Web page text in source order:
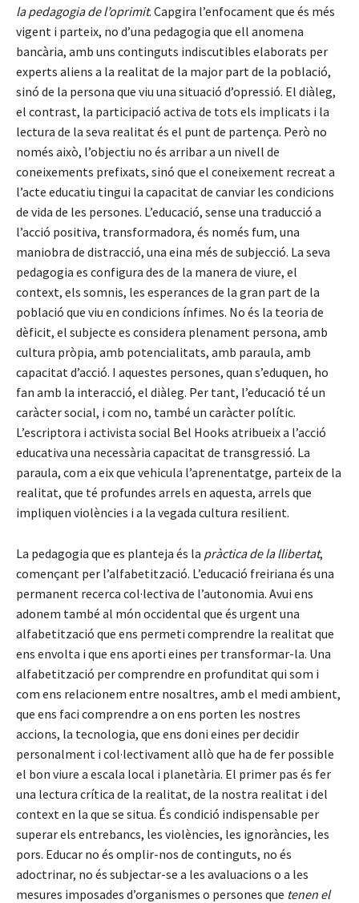
la pedagogia de l’oprimit. Capgira l’enfocament que és més
vigent i parteix, no d’una pedagogia que ell anomena
bancària, amb uns continguts indiscutibles elaborats per
experts aliens a la realitat de la major part de la població,
sinó de la persona que viu una situació d’opressió. El diàleg,
el contrast, la participació activa de tots els implicats i la
lectura de la seva realitat és el punt de partença. Però no
només això, l’objectiu no és arribar a un nivell de
coneixements prefixats, sinó que el coneixement recreat a
l’acte educatiu tingui la capacitat de canviar les condicions
de vida de les persones. L’educació, sense una traducció a
l’acció positiva, transformadora, és només fum, una
maniobra de distracció, una eina més de subjecció. La seva
pedagogia es configura des de la manera de viure, el
context, els somnis, les esperances de la gran part de la
població que viu en condicions ínfimes. No és la teoria de
dèficit, el subjecte es considera plenament persona, amb
cultura pròpia, amb potencialitats, amb paraula, amb
capacitat d’acció. I aquestes persones, quan s’eduquen, ho
fan amb la interacció, el diàleg. Per tant, l’educació té un
caràcter social, i com no, també un caràcter polític.
L’escriptora i activista social Bel Hooks atribueix a l’acció
educativa una necessària capacitat de transgressió. La
paraula, com a eix que vehicula l’aprenentatge, parteix de la
realitat, que té profundes arrels en aquesta, arrels que
impliquen violències i a la vegada cultura resilient.
La pedagogia que es planteja és la pràctica de la llibertat,
començant per l’alfabetització. L’educació freiriana és una
permanent recerca col·lectiva de l’autonomia. Avui ens
adonem també al món occidental que és urgent una
alfabetització que ens permeti comprendre la realitat que
ens envolta i que ens aporti eines per transformar-la. Una
alfabetització per comprendre en profunditat qui som i
com ens relacionem entre nosaltres, amb el medi ambient,
que ens faci comprendre a on ens porten les nostres
accions, la tecnologia, que ens doni eines per decidir
personalment i col·lectivament allò que ha de fer possible
el bon viure a escala local i planetària. El primer pas és fer
una lectura crítica de la realitat, de la nostra realitat i del
context en la que se situa. És condició indispensable per
superar els entrebancs, les violències, les ignoràncies, les
pors. Educar no és omplir-nos de continguts, no és
adoctrinar, no és subjectar-se a les avaluacions o a les
mesures imposades d’organismes o persones que tenen el